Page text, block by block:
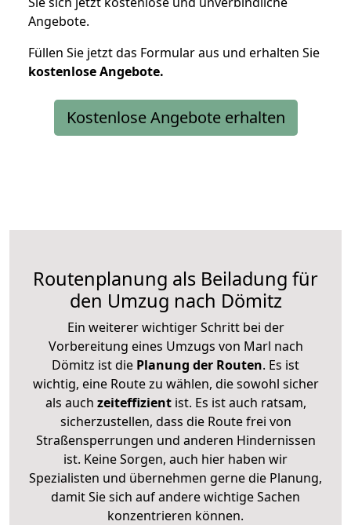
Angebote.
Füllen Sie jetzt das Formular aus und erhalten Sie
kostenloseAngebote.
Kostenlose Angebote erhalten
Routenplanung als Beiladung für
den Umzug nach Dömitz
Ein weiterer wichtiger Schritt bei der
Vorbereitung eines Umzugs von Marl nach
Dömitz ist die Planung der Routen. Es ist
wichtig, eine Route zu wählen, die sowohl sicher
als auch zeiteffizientist. Es ist auch ratsam,
sicherzustellen, dass die Route frei von
Straßensperrungen und anderen Hindernissen
ist. Keine Sorgen, auch hier haben wir
Spezialisten und übernehmen gerne die Planung,
damit Sie sich auf andere wichtige Sachen
konzentrieren können.